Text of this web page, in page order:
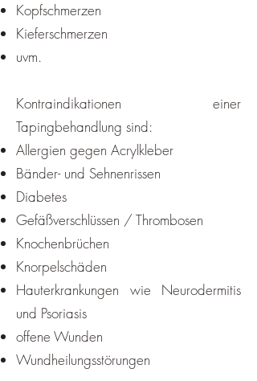
Kopfschmerzen
Kieferschmerzen
uvm.
Kontraindikationen einer
Tapingbehandlung sind:
Allergien gegen Acrylkleber
Bänder- und Sehnenrissen
Diabetes
Gefäßverschlüssen / Thrombosen
Knochenbrüchen
Knorpelschäden
Hauterkrankungen wie Neurodermitis
und Psoriasis
offene Wunden
Wundheilungsstörungen